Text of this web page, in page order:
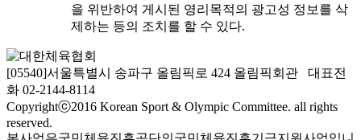
을 위반하여 게시된 영리목적의 광고성 정보를 삭
제하는 등의 조치를 할 수 있다.
[05540]서울특별시 송파구 올림픽로 424 올림픽회관 대표전
화 02-2144-8114
Copyrightⓒ2016 Korean Sport & Olympic Committee. all rights
reserved.